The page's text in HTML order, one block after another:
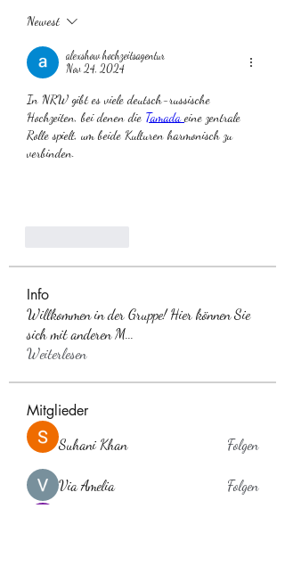
Newest
alexshow hochzeitsagentur
Nov 24, 2024
In NRW gibt es viele deutsch-russische
Hochzeiten, bei denen die Tamada eine zentrale
Rolle spielt, um beide Kulturen harmonisch zu
verbinden.
Info
Willkommen in der Gruppe! Hier können Sie
sich mit anderen M
Weiterlesen
Mitglieder
Suhani Khan Folgen
Via Amelia Folgen